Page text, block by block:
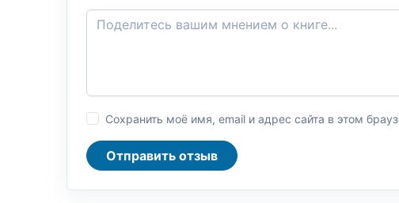
Сохранить моё имя, email и адрес сайта в этом
Отправить отзыв